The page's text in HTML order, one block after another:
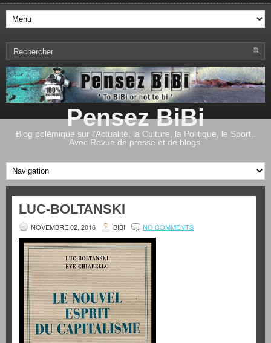
Pensez BiBi
Blog polémique sur l'Actualité, la Culture, la Politique, le Sport,.
Avec Revue de presse et de blogs.
LUC-BOLTANSKI
NOVEMBRE 02, 2016 BIBI NO COMMENTS